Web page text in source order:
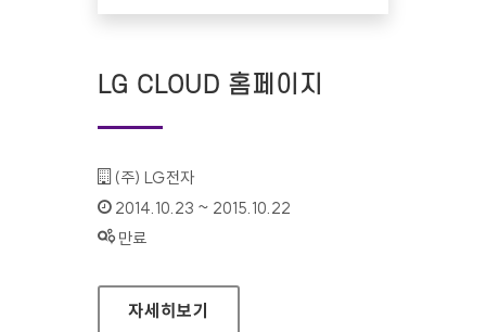
LG CLOUD 홈페이지
기관명 :
(주) LG전자
인증기간 :
2014.10.23 ~ 2015.10.22
상태 :
만료
LG CLOUD 홈페이지
자세히보기